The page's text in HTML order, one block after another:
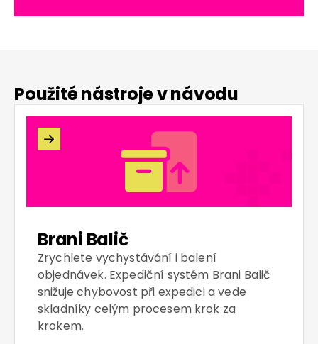
Použité nástroje v návodu

Brani Balič
Zrychlete vychystávání i balení
objednávek. Expediční systém Brani Balič
snižuje chybovost při expedici a vede
skladníky celým procesem krok za
krokem.